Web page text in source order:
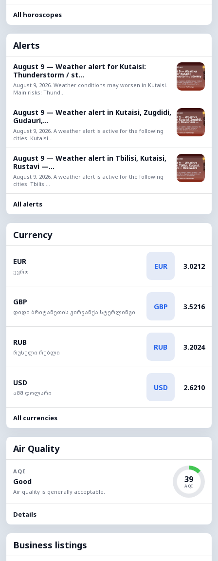
All horoscopes
Alerts
August 9 — Weather alert for Kutaisi:
Thunderstorm / st...
August 9, 2026. Weather conditions may worsen in Kutaisi.
Main risks: Thund...
August 9 — Weather alert in Kutaisi, Zugdidi,
Gudauri,...
August 9, 2026. A weather alert is active for the following
cities: Kutaisi...
August 9 — Weather alert in Tbilisi, Kutaisi,
Rustavi —...
August 9, 2026. A weather alert is active for the following
cities: Tbilisi...
All alerts
Currency
EUR
ევრო
EUR 3.0212
GBP
დიდი ბრიტანეთის გირვანქა სტერლინგი
GBP 3.5216
RUB
რუსული რუბლი
RUB 3.2024
USD
აშშ დოლარი
USD 2.6210
All currencies
Air Quality
AQI
Good
Air quality is generally acceptable.
39
AQI
Details
Business listings